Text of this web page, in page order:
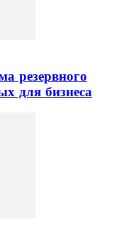
резервного
для бизнеса